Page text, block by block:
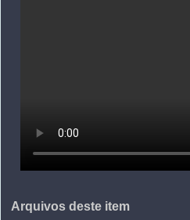
Arquivos deste item